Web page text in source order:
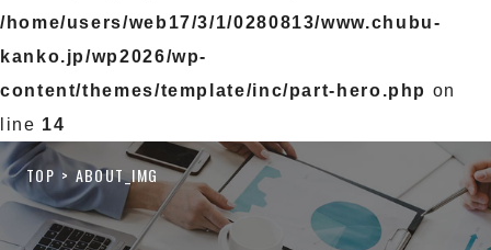
/home/users/web17/3/1/0280813/www.chubu-
kanko.jp/wp2026/wp-
content/themes/template/inc/part-hero.php on
line 14
TOP ABOUT_IMG